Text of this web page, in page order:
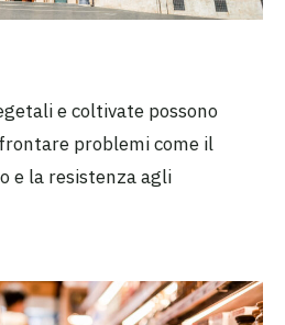
e coltivate possono
problemi come il
e la resistenza agli